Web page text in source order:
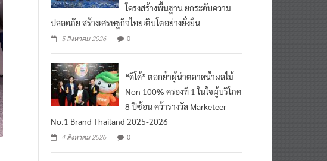
โครงสร้างพื้นฐาน ยกระดับความ
ปลอดภัย สร้างเศรษฐกิจไทยเติบโตอย่างยั่งยืน
5 สิงหาคม 2026 0
“ดีโด้” ตอกย้ำผู้นำตลาดน้ำผลไม้
Non 100% ครองที่ 1 ในใจผู้บริโภค
8 ปีซ้อน คว้ารางวัล Marketeer
No.1 Brand Thailand 2025-2026
4 สิงหาคม 2026 0